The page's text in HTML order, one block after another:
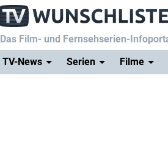
Das Film- und Fernsehserien-
TV-News
Serien Filme